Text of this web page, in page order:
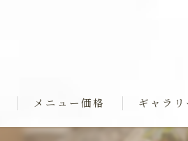
メニュー価格 ギャラリ